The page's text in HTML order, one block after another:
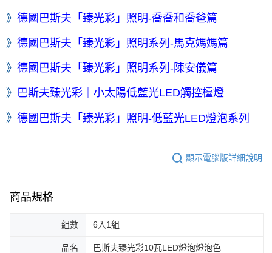
》 德國巴斯夫「臻光彩」照明-喬喬和喬爸篇
》 德國巴斯夫「臻光彩」照明系列-馬克媽媽篇
》 德國巴斯夫「臻光彩」照明系列-陳安儀篇
》 巴斯夫臻光彩｜小太陽低藍光LED觸控檯燈
》 德國巴斯夫「臻光彩」照明-低藍光LED燈泡系列
顯示電腦版詳細說明
商品規格
組數 6入1組
品名 巴斯夫臻光彩10瓦LED燈泡燈泡色